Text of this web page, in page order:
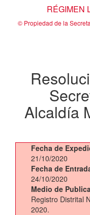
RÉGIMEN
© Propiedad de la
Alcaldía
Fecha de
21/10/2020
Fecha de
24/10/2020
Medio de
Registro Distrital
2020.